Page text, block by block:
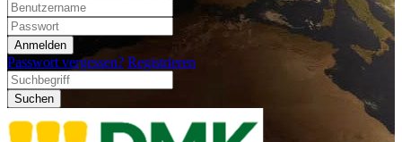
Anmelden
Passwort vergessen? Registrieren
Suchen